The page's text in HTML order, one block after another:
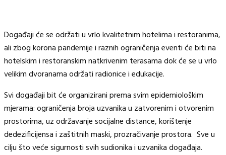
Događaji će se održati u vrlo kvalitetnim hotelima i restoranima,
ali zbog korona pandemije i raznih ograničenja eventi će biti na
hotelskim i restoranskim natkrivenim terasama dok će se u vrlo
velikim dvoranama održati radionice i edukacije.
Svi događaji bit će organizirani prema svim epidemiološkim
mjerama: ograničenja broja uzvanika u zatvorenim i otvorenim
prostorima, uz održavanje socijalne distance, korištenje
dedezificijensa i zaštitnih maski, prozračivanje prostora. Sve u
cilju što veće sigurnosti svih sudionika i uzvanika događaja.